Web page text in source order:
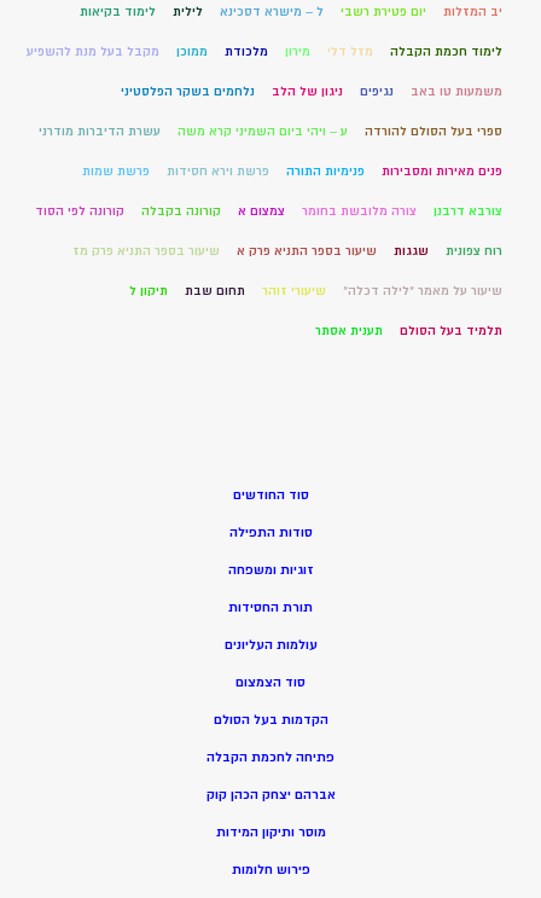
יב המזלות יום פטירת רשבי ל – מישרא דסכינא לילית לימוד בקיאות
לימוד חכמת הקבלה מזל דלי מירון מלכודת ממוכן מקבל בעל מנת להשפיע
משמעות טו באב נגיפים ניגון של הלב נלחמים בשקר הפלסטיני
ספרי בעל הסולם להורדה ע – ויהי ביום השמיני קרא משה עשרת הדיברות מודרני
פנים מאירות ומסבירות פנימיות התורה פרשת וירא חסידות פרשת שמות
צורבא דרבנן צורה מלובשת בחומר צמצום א קורונה בקבלה קורונה לפי הסוד
רוח צפונית שגגות שיעור בספר התניא פרק א שיעור בספר התניא פרק מז
שיעור על מאמר "לילה דכלה" שיעורי זוהר תחום שבת תיקון ל
תלמיד בעל הסולם תענית אסתר
סוד החודשים
סודות התפילה
זוגיות ומשפחה
תורת החסידות
עולמות העליונים
סוד הצמצום
הקדמות בעל הסולם
פתיחה לחכמת הקבלה
אברהם יצחק הכהן קוק
מוסר ותיקון המידות
פירוש חלומות